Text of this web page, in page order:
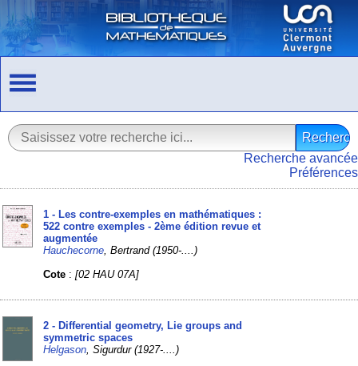
Recherche avancée
Préférences
1 - Les contre-exemples en mathématiques :
522 contre exemples - 2ème édition revue et
augmentée
Hauchecorne , Bertrand (1950-....)
Cote :[02 HAU 07A]
2 - Differential geometry, Lie groups and
symmetric spaces
Helgason , Sigurdur (1927-....)